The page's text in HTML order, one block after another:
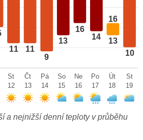
11 11
9
13
16
14
16
13
10
St
12
Čt
13
Pá
14
So
15
Ne
16
Po
17
Út
18
St
19
a nejnižší denní teploty v průběhu